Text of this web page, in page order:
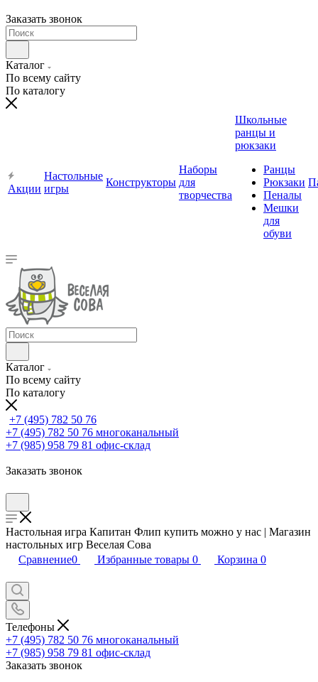
Заказать звонок
Каталог
По всему сайту
По каталогу
Акции
Настольные
игры
Конструкторы
Наборы
для
творчества
Школьные
ранцы и
рюкзаки
Ранцы
Рюкзаки
Пеналы
Мешки
для
обуви
Каталог
По всему сайту
По каталогу
+7 (495) 782 50 76
+7 (495) 782 50 76 многоканальный
+7 (985) 958 79 81 офис-склад
Заказать звонок
Настольная игра Капитан Флип купить можно у нас | Магазин
настольных игр Веселая Сова
Сравнение0 Избранные товары 0 Корзина 0
Телефоны
+7 (495) 782 50 76 многоканальный
+7 (985) 958 79 81 офис-склад
Заказать звонок